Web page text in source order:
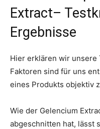
Extract–
Ergebnisse
Hier erklären wir unsere
Faktoren sind für uns
eines Produkts objektiv
Wie der Gelencium
abgeschnitten hat, lässt